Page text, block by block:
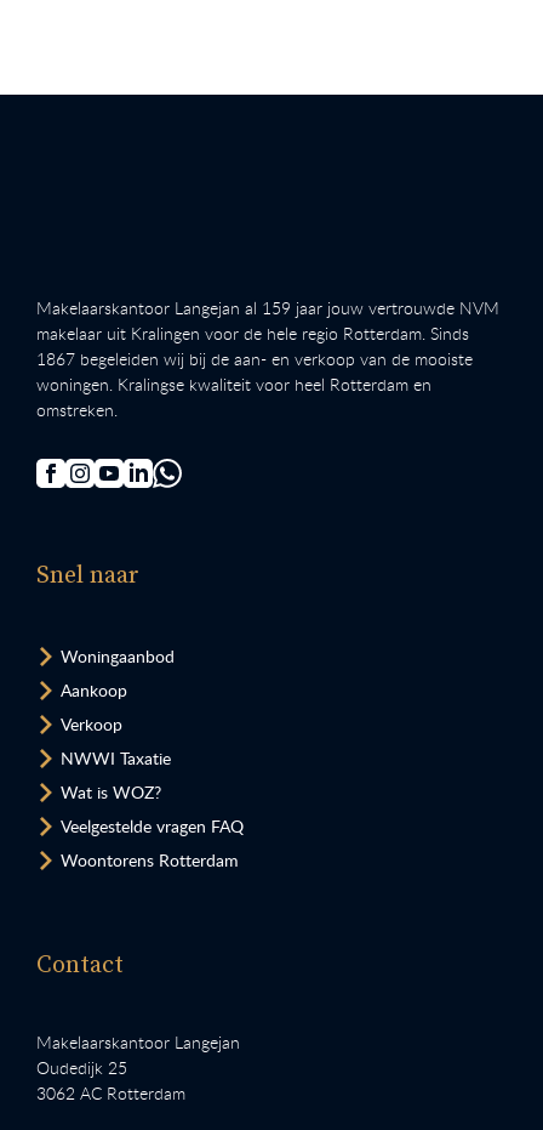
Makelaarskantoor Langejan al 159 jaar jouw vertrouwde NVM
makelaar uit Kralingen voor de hele regio Rotterdam. Sinds
1867 begeleiden wij bij de aan- en verkoop van de mooiste
woningen. Kralingse kwaliteit voor heel Rotterdam en
omstreken.
Snel naar
Woningaanbod
Aankoop
Verkoop
NWWI Taxatie
Wat is WOZ?
Veelgestelde vragen FAQ
Woontorens Rotterdam
Contact
Makelaarskantoor Langejan
Oudedijk 25
3062 AC Rotterdam